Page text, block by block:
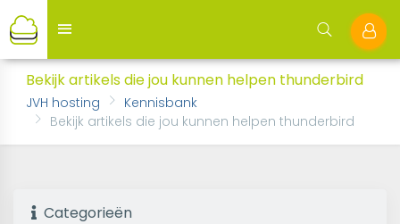
Bekijk artikels die jou kunnen helpen thunderbird
JVH hosting
Kennisbank
Bekijk artikels die jou kunnen helpen thunderbird
Categorieën